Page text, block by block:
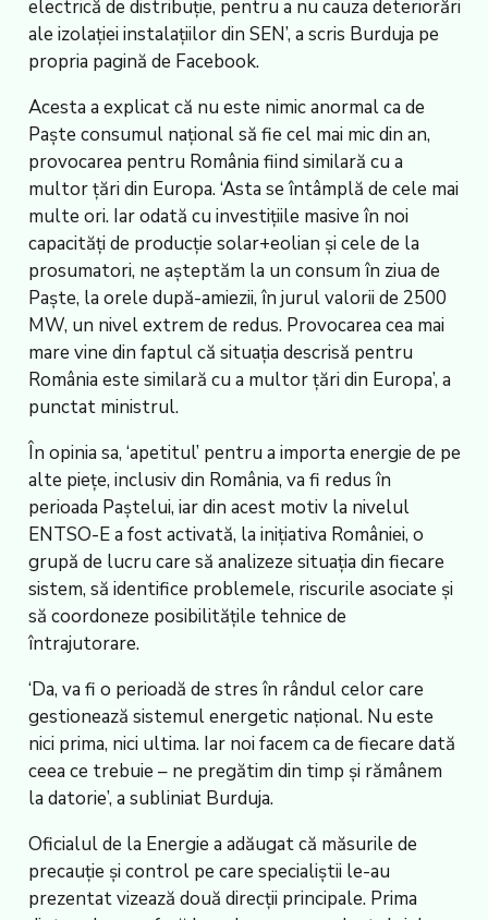
electrică de distribuție, pentru a nu cauza deteriorări
ale izolației instalațiilor din SEN’, a scris Burduja pe
propria pagină de Facebook.
Acesta a explicat că nu este nimic anormal ca de
Paște consumul național să fie cel mai mic din an,
provocarea pentru România fiind similară cu a
multor țări din Europa. ‘Asta se întâmplă de cele mai
multe ori. Iar odată cu investițiile masive în noi
capacități de producție solar+eolian și cele de la
prosumatori, ne așteptăm la un consum în ziua de
Paște, la orele după-amiezii, în jurul valorii de 2500
MW, un nivel extrem de redus. Provocarea cea mai
mare vine din faptul că situația descrisă pentru
România este similară cu a multor țări din Europa’, a
punctat ministrul.
În opinia sa, ‘apetitul’ pentru a importa energie de pe
alte piețe, inclusiv din România, va fi redus în
perioada Paștelui, iar din acest motiv la nivelul
ENTSO-E a fost activată, la inițiativa României, o
grupă de lucru care să analizeze situația din fiecare
sistem, să identifice problemele, riscurile asociate și
să coordoneze posibilitățile tehnice de
întrajutorare.
‘Da, va fi o perioadă de stres în rândul celor care
gestionează sistemul energetic național. Nu este
nici prima, nici ultima. Iar noi facem ca de fiecare dată
ceea ce trebuie – ne pregătim din timp și rămânem
la datorie’, a subliniat Burduja.
Oficialul de la Energie a adăugat că măsurile de
precauție și control pe care specialiștii le-au
prezentat vizează două direcții principale. Prima